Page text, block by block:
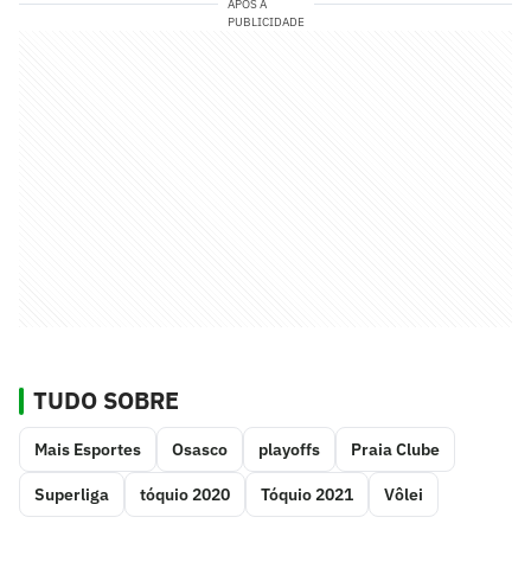
APÓS A
PUBLICIDADE
TUDO SOBRE
Mais Esportes Osasco playoffs Praia Clube
Superliga tóquio 2020 Tóquio 2021 Vôlei